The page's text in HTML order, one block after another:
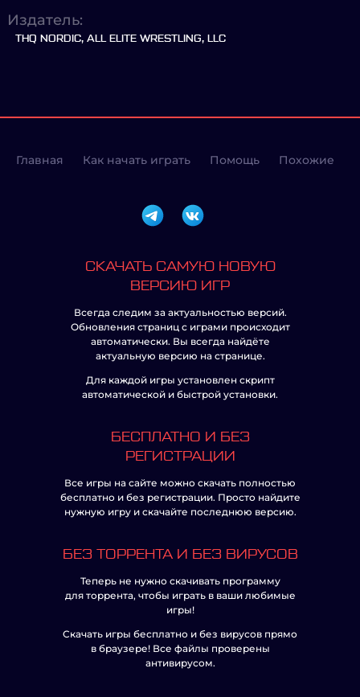
Издатель:
THQ NORDIC, ALL ELITE WRESTLING, LLC
Главная Как начать играть Помощь Похожие
СКАЧАТЬ САМУЮ НОВУЮ
ВЕРСИЮ ИГР
Всегда следим за актуальностью версий.
Обновления страниц с играми происходит
автоматически. Вы всегда найдёте
актуальную версию на странице.
Для каждой игры установлен скрипт
автоматической и быстрой установки.
БЕСПЛАТНО И БЕЗ
РЕГИСТРАЦИИ
Все игры на сайте можно скачать полностью
бесплатно и без регистрации. Просто найдите
нужную игру и скачайте последнюю версию.
БЕЗ ТОРРЕНТА И БЕЗ ВИРУСОВ
Теперь не нужно скачивать программу
для торрента, чтобы играть в ваши любимые
игры!
Скачать игры бесплатно и без вирусов прямо
в браузере! Все файлы проверены
антивирусом.